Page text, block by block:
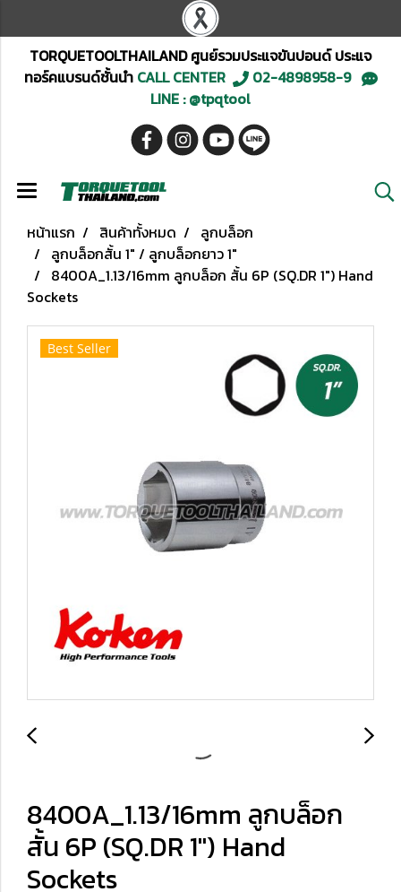
TORQUETOOLTHAILAND ศูนย์รวมประแจขันปอนด์ ประแจ
ทอร์คแบรนด์ชั้นนำCALL CENTER
02-4898958-9
LINE : @tpqtool
หน้าแรก สินค้าทั้งหมด
ลูกบล็อก
ลูกบล็อกสั้น 1" / ลูกบล็อกยาว 1"
8400A_1.13/16mm ลูกบล็อก สั้น 6P (SQ.DR 1") Hand
Sockets
Best Seller
8400A_1.13/16mm ลูกบล็อก
สั้น 6P (SQ.DR 1") Hand
Sockets